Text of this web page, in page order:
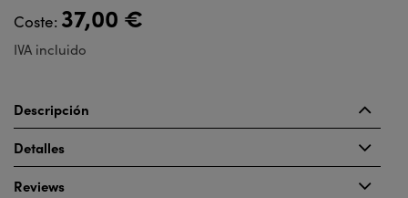
Coste: 37,00 €
IVA incluido
Descripción
Detalles
Reviews